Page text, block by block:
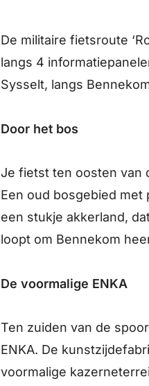
De militaire fietsroute
langs 4
Sysselt, langs
Door het bos
Je fietst ten oosten van
Een oud bosgebied
een stukje akkerland,
loopt om Bennekom
De voormalige ENKA
Ten zuiden van de
ENKA. De
voormalige